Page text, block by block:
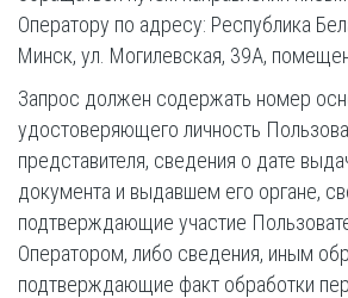
Оператору по адресу: Республика
Минск, ул. Могилевская, 39А,
Запрос должен содержать номер
удостоверяющего личность
представителя, сведения о дате
документа и выдавшем его органе,
подтверждающие участие
Оператором, либо сведения, иным
подтверждающие факт обработки